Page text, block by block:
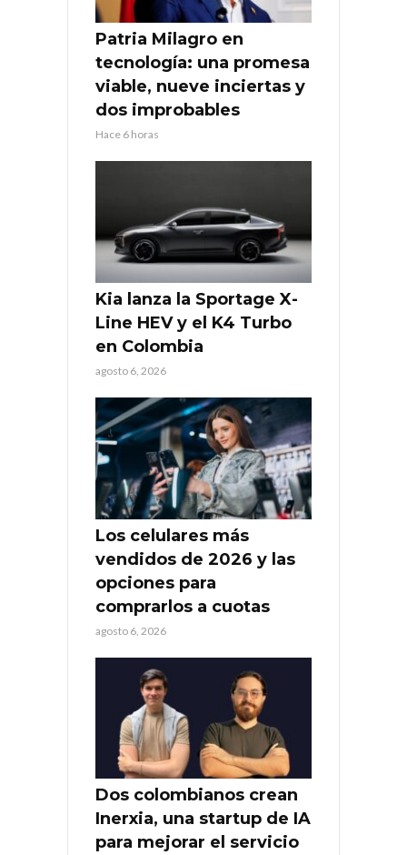
Patria Milagro en
tecnología: una promesa
viable, nueve inciertas y
dos improbables
Hace 6 horas
Kia lanza la Sportage X-
Line HEV y el K4 Turbo
en Colombia
agosto 6, 2026
Los celulares más
vendidos de 2026 y las
opciones para
comprarlos a cuotas
agosto 6, 2026
Dos colombianos crean
Inerxia, una startup de IA
para mejorar el servicio